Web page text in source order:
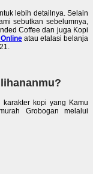
lebih detailnya. Selain
sebutkan sebelumnya,
Coffee dan juga Kopi
atau etalasi belanja
kopi yang Kamu
Grobogan melalui